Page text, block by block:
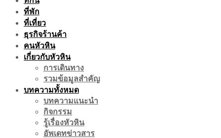
ที่พัก
ที่เที่ยว
ธุรกิจร้านค้า
คนหัวหิน
เกี่ยวกับหัวหิน
การเดินทาง
รวมข้อมูลสำคัญ
บทความทั้งหมด
บทความแนะนำ
กิจกรรม
รู้เรื่องหัวหิน
อัพเดทข่าวสาร